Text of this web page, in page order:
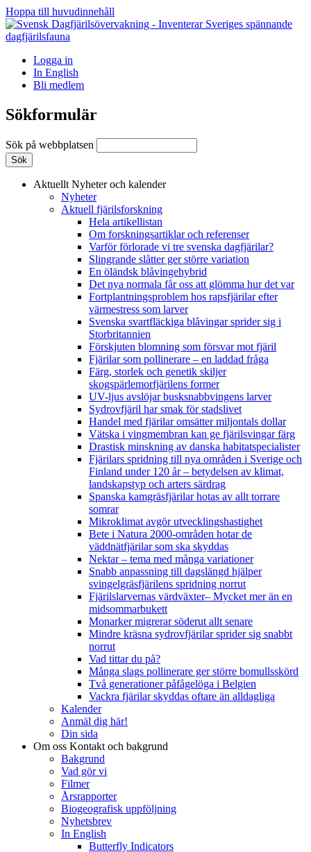
Hoppa till huvudinnehåll
Logga in
In English
Bli medlem
Sökformulär
Sök på webbplatsen
Aktuellt Nyheter och kalender
Nyheter
Aktuell fjärilsforskning
Hela artikellistan
Om forskningsartiklar och referenser
Varför förlorade vi tre svenska dagfjärilar?
Slingrande slåtter ger större variation
En öländsk blåvingehybrid
Det nya normala får oss att glömma hur det var
Fortplantningsproblem hos rapsfjärilar efter
värmestress som larver
Svenska svartfläckiga blåvingar sprider sig i
Storbritannien
Förskjuten blomning som försvar mot fjäril
Fjärilar som pollinerare – en laddad fråga
Färg, storlek och genetik skiljer
skogspärlemorfjärilens former
UV-ljus avslöjar busksnabbvingens larver
Sydrovfjäril har smak för stadslivet
Handel med fjärilar omsätter miljontals dollar
Vätska i vingmembran kan ge fjärilsvingar färg
Drastisk minskning av danska habitatspecialister
Fjärilars spridning till nya områden i Sverige och
Finland under 120 år– betydelsen av klimat,
landskapstyp och arters särdrag
Spanska kamgräsfjärilar hotas av allt torrare
somrar
Mikroklimat avgör utvecklingshastighet
Bete i Natura 2000-områden hotar de
väddnätfjärilar som ska skyddas
Nektar – tema med många variationer
Snabb anpassning till dagslängd hjälper
svingelgräsfjärilens spridning norrut
Fjärilslarvernas värdväxter– Mycket mer än en
midsommarbukett
Monarker migrerar söderut allt senare
Mindre kräsna sydrovfjärilar sprider sig snabbt
norrut
Vad tittar du på?
Många slags pollinerare ger större bomullsskörd
Två generationer påfågelöga i Belgien
Vackra fjärilar skyddas oftare än alldagliga
Kalender
Anmäl dig här!
Din sida
Om oss Kontakt och bakgrund
Bakgrund
Vad gör vi
Filmer
Årsrapporter
Biogeografisk uppföljning
Nyhetsbrev
In English
Butterfly Indicators